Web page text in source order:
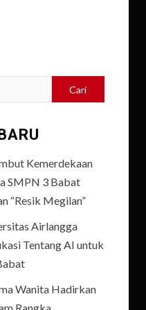
Kemerdekaan
SMPN 3 Babat
“Resik Megilan”
Airlangga
Tentang AI untuk
Wanita Hadirkan